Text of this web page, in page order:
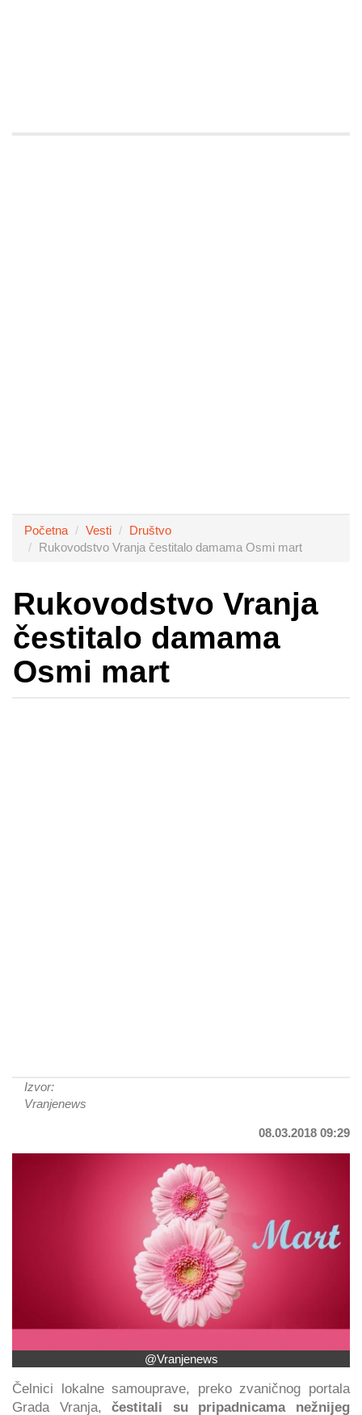
Početna Vesti
Društvo
Rukovodstvo Vranja čestitalo damama Osmi mart
Rukovodstvo Vranja
čestitalo damama
Osmi mart
Izvor:
Vranjenews
08.03.2018 09:29
@Vranjenews
Čelnici lokalne samouprave, preko zvaničnog portala
Grada Vranja,čestitali su pripadnicama nežnijeg